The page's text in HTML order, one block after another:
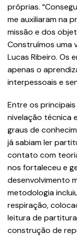
próprias.
me auxiliaram na
missão e dos
Construímos uma
Lucas Ribeiro. Os
apenas o
interpessoais e
Entre os
nivelação técnica
graus de
já sabiam ler
contato com
nos fortaleceu e
desenvolvimento
metodologia
respiração,
leitura de
construção de